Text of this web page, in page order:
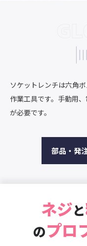
ソケットレンチは六角
作業工具です。手動用
が必要です。
部品・発
ネジと
のプロ